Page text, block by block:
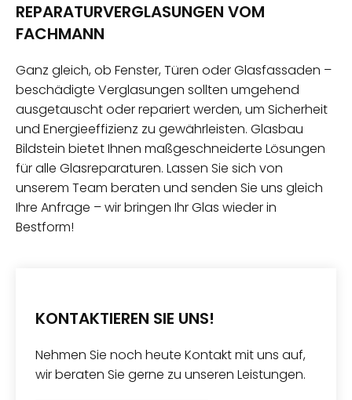
REPARATURVERGLASUNGEN VOM
FACHMANN
Ganz gleich, ob Fenster, Türen oder Glasfassaden –
beschädigte Verglasungen sollten umgehend
ausgetauscht oder repariert werden, um Sicherheit
und Energieeffizienz zu gewährleisten. Glasbau
Bildstein bietet Ihnen maßgeschneiderte Lösungen
für alle Glasreparaturen. Lassen Sie sich von
unserem Team beraten und senden Sie uns gleich
Ihre Anfrage – wir bringen Ihr Glas wieder in
Bestform!
KONTAKTIEREN SIE UNS!
Nehmen Sie noch heute Kontakt mit uns auf,
wir beraten Sie gerne zu unseren Leistungen.